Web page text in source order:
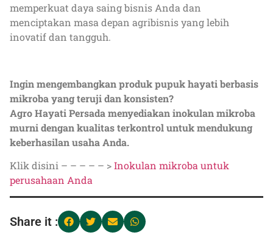
memperkuat daya saing bisnis Anda dan
menciptakan masa depan agribisnis yang lebih
inovatif dan tangguh.
Ingin mengembangkan produk pupuk hayati berbasis
mikroba yang teruji dan konsisten?
Agro Hayati Persada menyediakan inokulan mikroba
murni dengan kualitas terkontrol untuk mendukung
keberhasilan usaha Anda.
Klik disini – – – – – >Inokulan mikroba untuk
perusahaan Anda
Share it :